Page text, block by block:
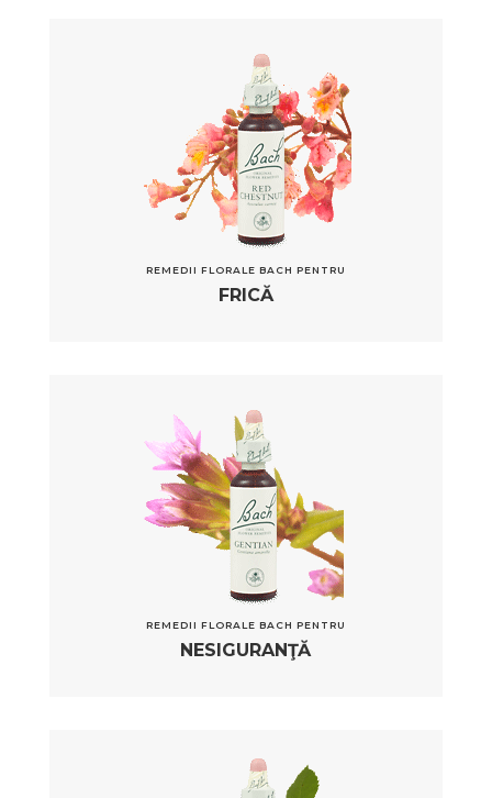
REMEDII FLORALE BACH PENTRU
FRICĂ
REMEDII FLORALE BACH PENTRU
NESIGURANŢĂ